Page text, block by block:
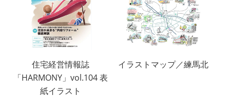
住宅経営情報誌
「HARMONY」vol.104 表
紙イラスト
イラストマップ／練馬北